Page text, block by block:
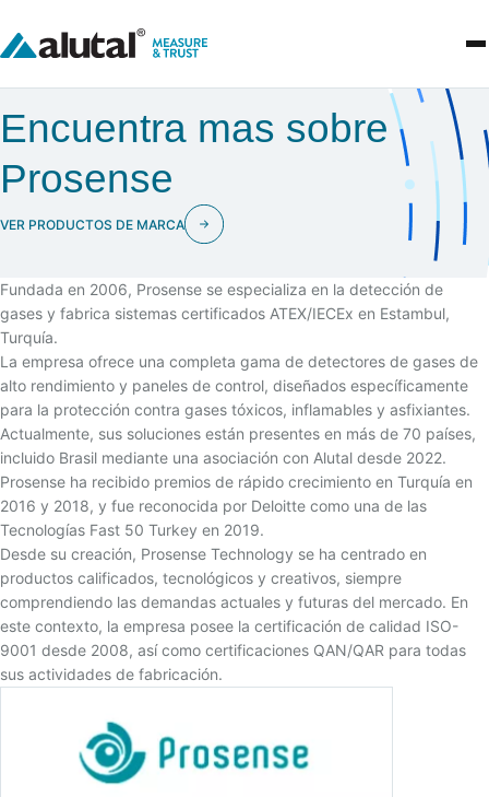
Encuentra mas sobre
Prosense
VER PRODUCTOS DE MARCA
Fundada en 2006, Prosense se especializa en la detección de
gases y fabrica sistemas certificados ATEX/IECEx en Estambul,
Turquía.
La empresa ofrece una completa gama de detectores de gases de
alto rendimiento y paneles de control, diseñados específicamente
para la protección contra gases tóxicos, inflamables y asfixiantes.
Actualmente, sus soluciones están presentes en más de 70 países,
incluido Brasil mediante una asociación con Alutal desde 2022.
Prosense ha recibido premios de rápido crecimiento en Turquía en
2016 y 2018, y fue reconocida por Deloitte como una de las
Tecnologías Fast 50 Turkey en 2019.
Desde su creación, Prosense Technology se ha centrado en
productos calificados, tecnológicos y creativos, siempre
comprendiendo las demandas actuales y futuras del mercado. En
este contexto, la empresa posee la certificación de calidad ISO-
9001 desde 2008, así como certificaciones QAN/QAR para todas
sus actividades de fabricación.